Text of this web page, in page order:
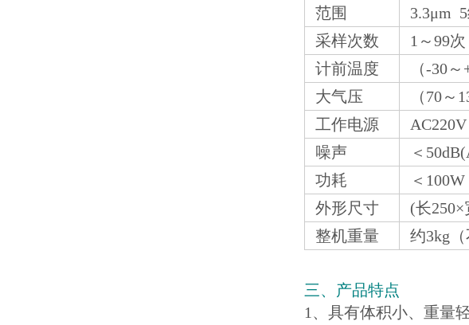
范围
3.3μm
采样次数
1～99次
计前温度
（-30
大气压
（70～
工作电源
噪声
＜
功耗
＜100W
外形尺寸
(长250×
整机重量
约3kg（
三、产品特点
1、具有体积小、重量